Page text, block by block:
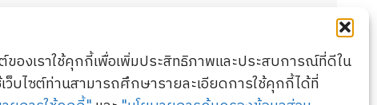
ต์ของเราใช้คุกกี้เพื่อเพิ่มประสิทธิภาพและประสบการณ์ที่ดีใน
ว็บไซต์ท่านสามารถศึกษารายละเอียดการใช้คุกกี้ได้ที่